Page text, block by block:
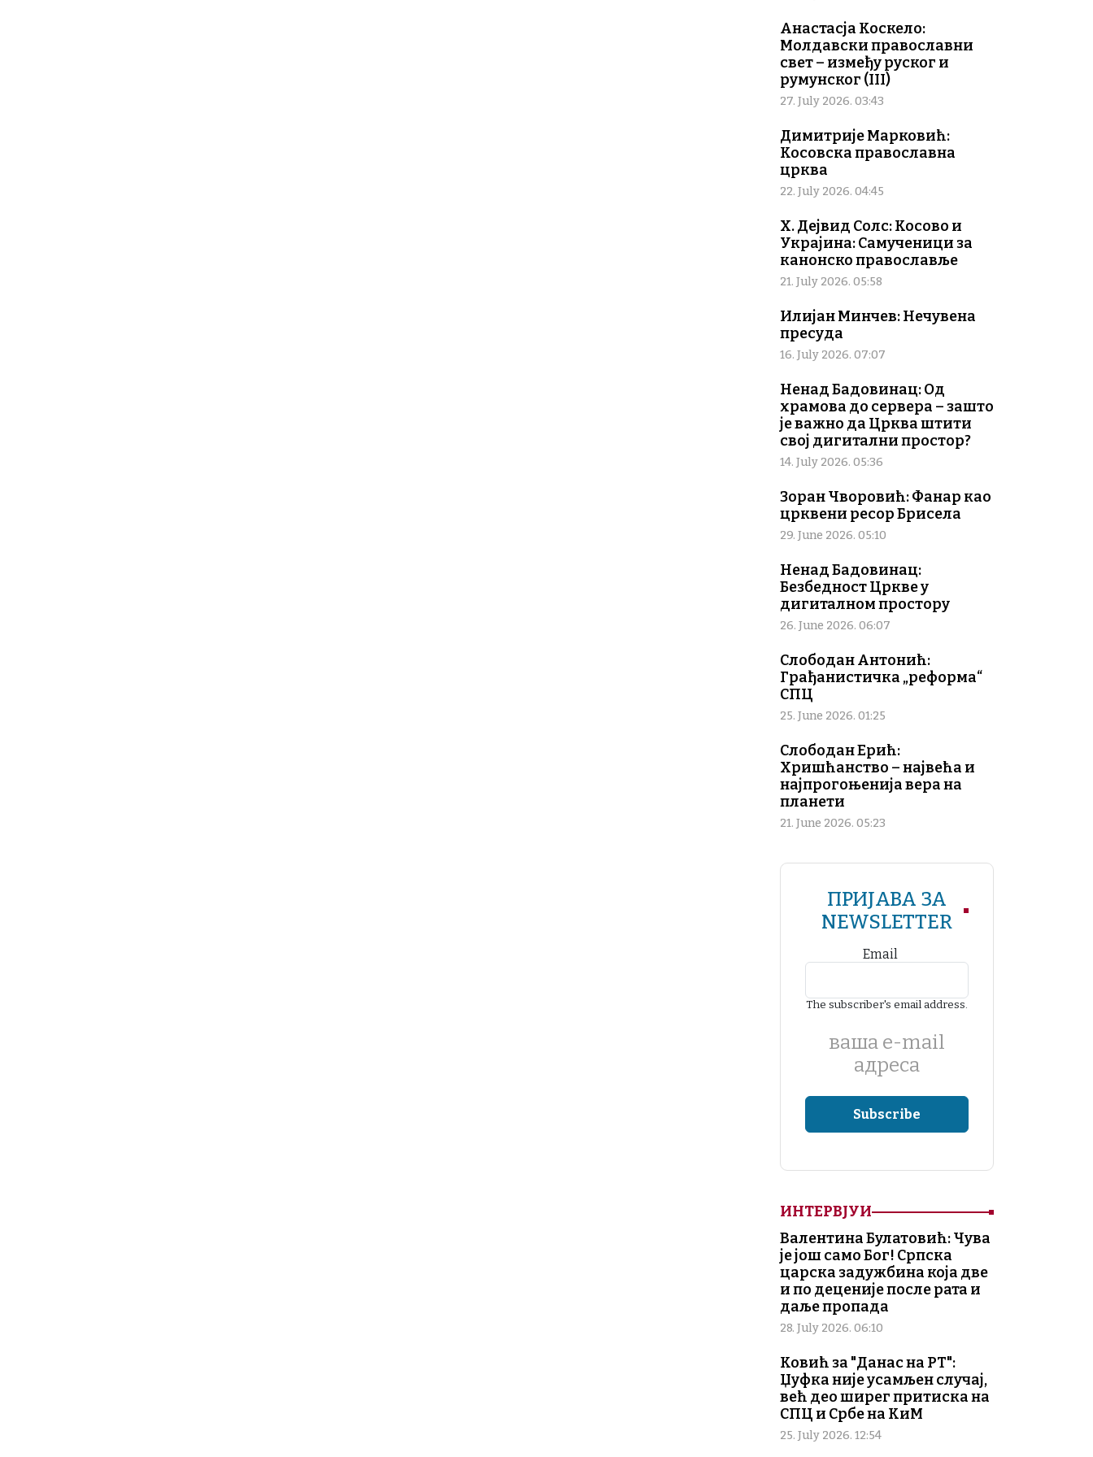
Анастасја Коскело:
Молдавски православни
свет – између руског и
румунског (III)
27. July 2026. 03:43
Димитрије Марковић:
Косовска православна
црква
22. July 2026. 04:45
Х. Дејвид Солс: Косово и
Украјина: Самученици за
канонско православље
21. July 2026. 05:58
Илијан Минчев: Нечувена
пресуда
16. July 2026. 07:07
Ненад Бадовинац: Од
храмова до сервера – зашто
је важно да Црква штити
свој дигитални простор?
14. July 2026. 05:36
Зоран Чворовић: Фанар као
црквени ресор Брисела
29. June 2026. 05:10
Ненад Бадовинац:
Безбедност Цркве у
дигиталном простору
26. June 2026. 06:07
Слободан Антонић:
Грађанистичка „реформа“
СПЦ
25. June 2026. 01:25
Слободан Ерић:
Хришћанство – највећа и
најпрогоњенија вера на
планети
21. June 2026. 05:23
ПРИЈАВА ЗА
NEWSLETTER
Email
The subscriber's email address.
ваша е-mail
адреса
ИНТЕРВЈУИ
Валентина Булатовић: Чува
је још само Бог! Српска
царска задужбина која две
и по деценије после рата и
даље пропада
28. July 2026. 06:10
Ковић за "Данас на РТ":
Џуфка није усамљен случај,
већ део ширег притиска на
СПЦ и Србе на КиМ
25. July 2026. 12:54